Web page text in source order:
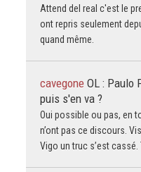
Attend del real c'est le
ont repris seulement
quand même.
cavegone OL : Paulo
puis s'en va ?
Oui possible ou pas, en
n’ont pas ce discours.
Vigo un truc s’est cassé.